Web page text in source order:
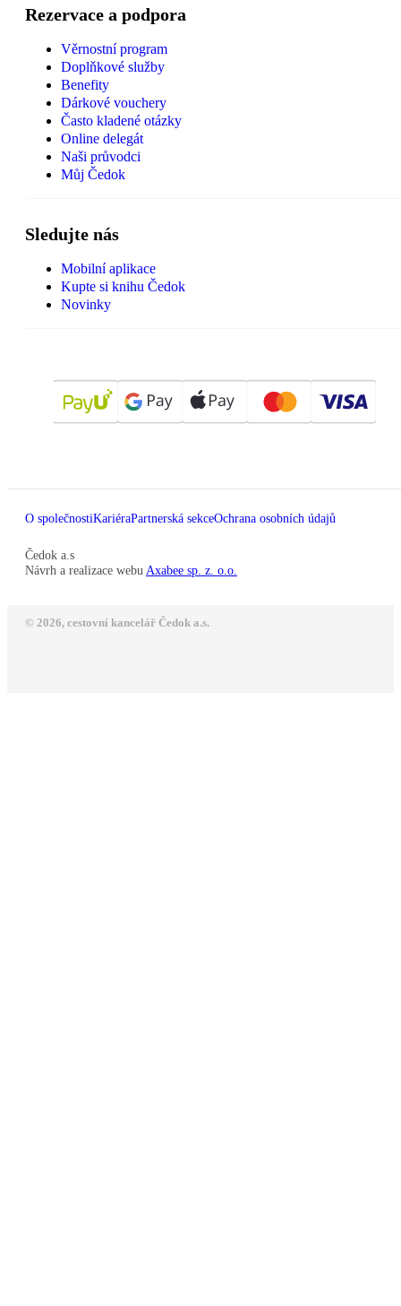
Rezervace a podpora
Věrnostní program
Doplňkové služby
Benefity
Dárkové vouchery
Často kladené otázky
Online delegát
Naši průvodci
Můj Čedok
Sledujte nás
Mobilní aplikace
Kupte si knihu Čedok
Novinky
O společnostiKariéraPartnerská sekceOchrana osobních údajů
Čedok a.s
Návrh a realizace webu Axabee sp. z. o.o.
© 2026, cestovní kancelář Čedok a.s.